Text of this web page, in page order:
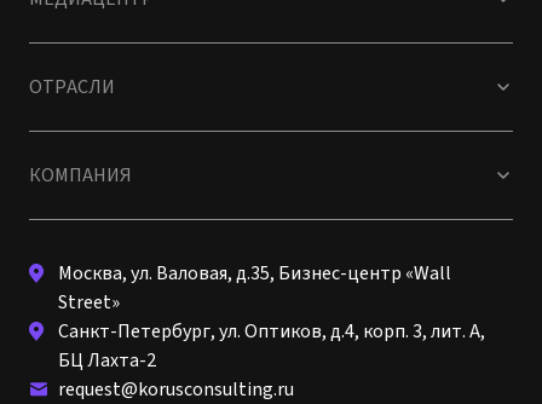
ОТРАСЛИ
КОМПАНИЯ
Москва, ул. Валовая, д.35, Бизнес-центр «Wall
Street»
Санкт-Петербург, ул. Оптиков, д.4, корп. 3, лит. А,
БЦ Лахта-2
request@korusconsulting.ru